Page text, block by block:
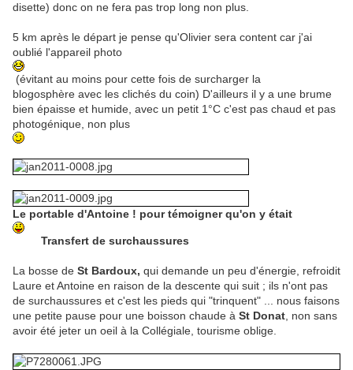
disette) donc on ne fera pas trop long non plus.
5 km après le départ je pense qu'Olivier sera content car j'ai
oublié l'appareil photo
(évitant au moins pour cette fois de surcharger la
blogosphère avec les clichés du coin) D'ailleurs il y a une brume
bien épaisse et humide, avec un petit 1°C c'est pas chaud et pas
photogénique, non plus
Le portable d'Antoine ! pour témoigner qu'on y était
Transfert de surchaussures
La bosse de St Bardoux, qui demande un peu d'énergie, refroidit
Laure et Antoine en raison de la descente qui suit ; ils n'ont pas
de surchaussures et c'est les pieds qui "trinquent" ... nous faisons
une petite pause pour une boisson chaude à St Donat , non sans
avoir été jeter un oeil à la Collégiale, tourisme oblige.